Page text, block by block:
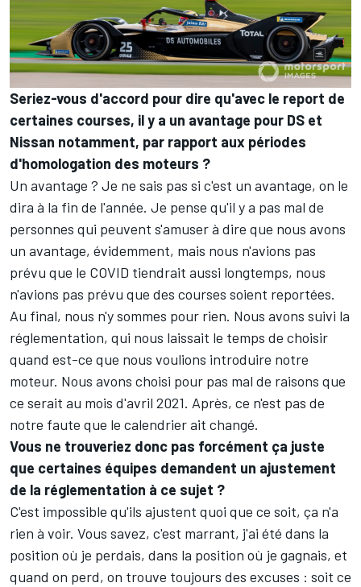
Seriez-vous d'accord pour dire qu'avec le report de
certaines courses, il y a un avantage pour DS et
Nissan notamment, par rapport aux périodes
d'homologation des moteurs ?
Un avantage ? Je ne sais pas si c'est un avantage, on le
dira à la fin de l'année. Je pense qu'il y a pas mal de
personnes qui peuvent s'amuser à dire que nous avons
un avantage, évidemment, mais nous n'avions pas
prévu que le COVID tiendrait aussi longtemps, nous
n'avions pas prévu que des courses soient reportées.
Au final, nous n'y sommes pour rien. Nous avons suivi la
réglementation, qui nous laissait le temps de choisir
quand est-ce que nous voulions introduire notre
moteur. Nous avons choisi pour pas mal de raisons que
ce serait au mois d'avril 2021. Après, ce n'est pas de
notre faute que le calendrier ait changé.
Vous ne trouveriez donc pas forcément ça juste
que certaines équipes demandent un ajustement
de la réglementation à ce sujet ?
C'est impossible qu'ils ajustent quoi que ce soit, ça n'a
rien à voir. Vous savez, c'est marrant, j'ai été dans la
position où je perdais, dans la position où je gagnais, et
quand on perd, on trouve toujours des excuses : soit ce